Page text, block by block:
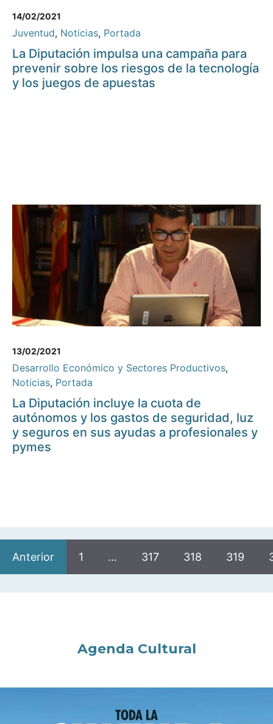
14/02/2021
Juventud, Noticias, Portada
La Diputación impulsa una campaña para
prevenir sobre los riesgos de la tecnología
y los juegos de apuestas
13/02/2021
Desarrollo Económico y Sectores Productivos,
Noticias, Portada
La Diputación incluye la cuota de
autónomos y los gastos de seguridad, luz
y seguros en sus ayudas a profesionales y
pymes
Anterior 1 … 317 318 319
Agenda Cultural